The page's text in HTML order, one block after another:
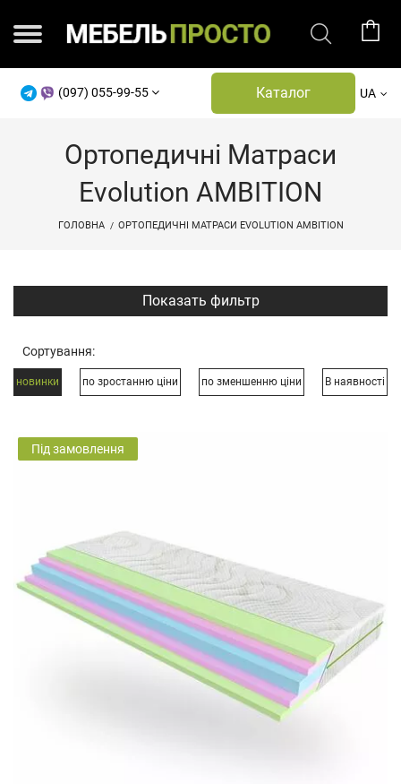
(097) 055-99-55 Каталог UA
Ортопедичні Матраси
Evolution AMBITION
ГОЛОВНА ОРТОПЕДИЧНІ МАТРАСИ EVOLUTION AMBITION
Сортування:
новинки по зростанню ціни по зменшенню ціни В наявності
Під замовлення
Показать фильтр